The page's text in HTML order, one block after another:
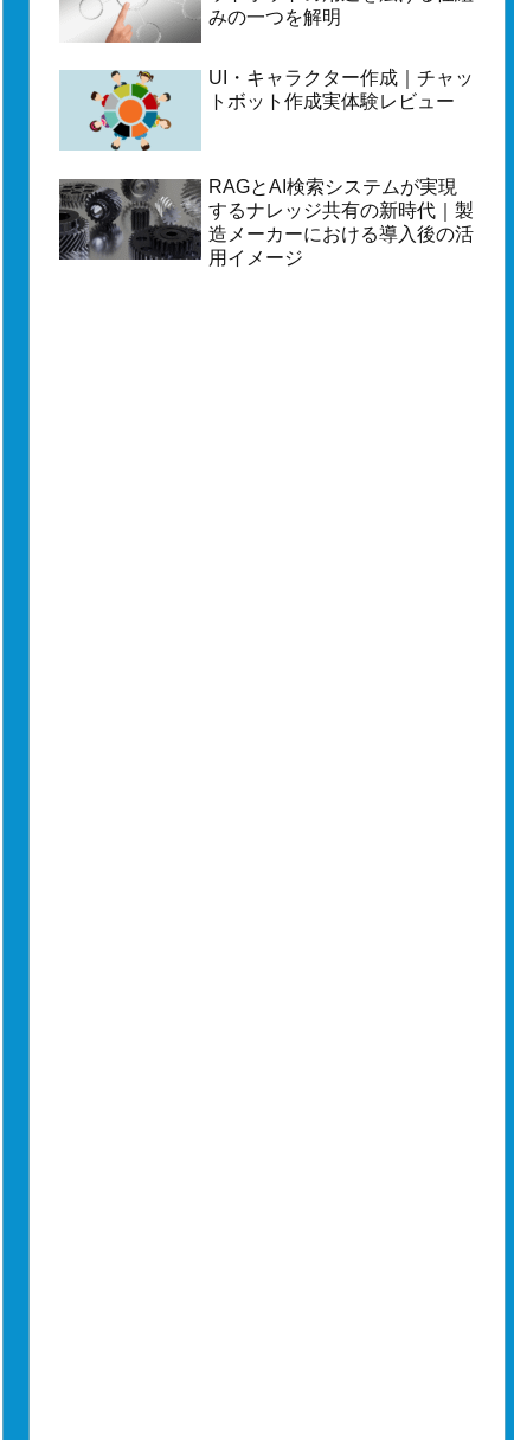
みの一つを解明
UI・キャラクター作成｜チャッ
トボット作成実体験レビュー
RAGとAI検索システムが実現
するナレッジ共有の新時代｜製
造メーカーにおける導入後の活
用イメージ